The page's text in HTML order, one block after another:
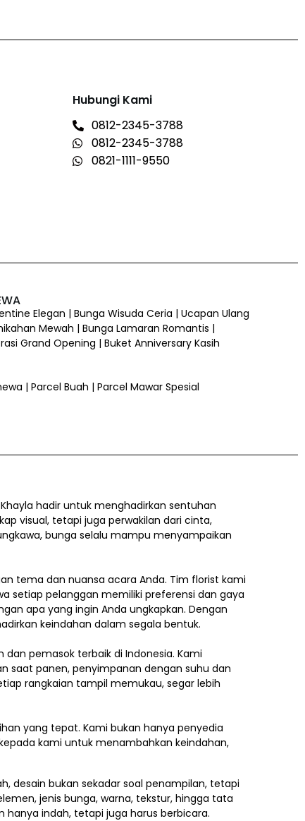
Hubungi Kami
0812-2345-3788
0812-2345-3788
0821-1111-9550
Elegan | Bunga Wisuda Ceria | Ucapan Ulang
Mewah | Bunga Lamaran Romantis |
Grand Opening | Buket Anniversary Kasih
| Parcel Buah | Parcel Mawar Spesial
hadir untuk menghadirkan sentuhan
visual, tetapi juga perwakilan dari cinta,
bunga selalu mampu menyampaikan
tema dan nuansa acara Anda. Tim florist kami
setiap pelanggan memiliki preferensi dan gaya
apa yang ingin Anda ungkapkan. Dengan
keindahan dalam segala bentuk.
pemasok terbaik di Indonesia. Kami
saat panen, penyimpanan dengan suhu dan
rangkaian tampil memukau, segar lebih
yang tepat. Kami bukan hanya penyedia
kami untuk menambahkan keindahan,
desain bukan sekadar soal penampilan, tetapi
jenis bunga, warna, tekstur, hingga tata
indah, tetapi juga harus berbicara.